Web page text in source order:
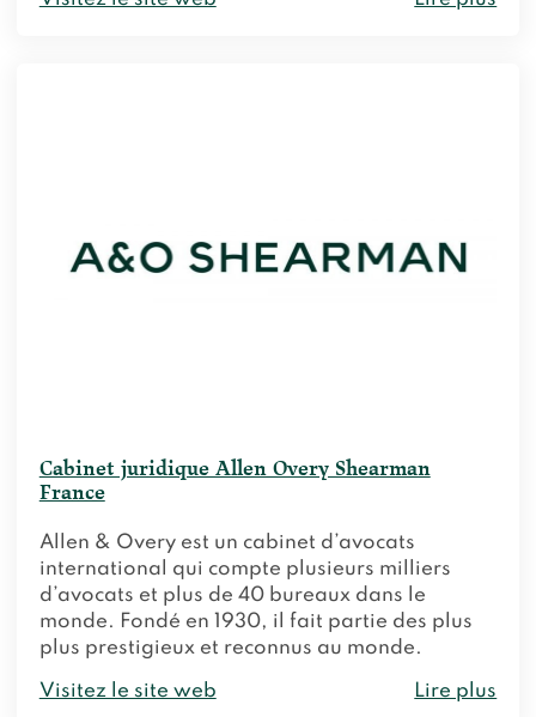
Cabinet juridique Allen Overy Shearman
France
Allen & Overy est un cabinet d’avocats
international qui compte plusieurs milliers
d’avocats et plus de 40 bureaux dans le
monde. Fondé en 1930, il fait partie des plus
plus prestigieux et reconnus au monde.
Visitez le site web Lire plus